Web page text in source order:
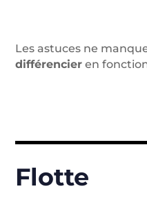
Les astuces ne
différencier en
Flotte